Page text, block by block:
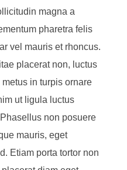
magna a
pharetra felis
vel mauris et rhoncus.
placerat non, luctus
in turpis ornare
ut ligula luctus
non posuere
mauris, eget
Etiam porta tortor non